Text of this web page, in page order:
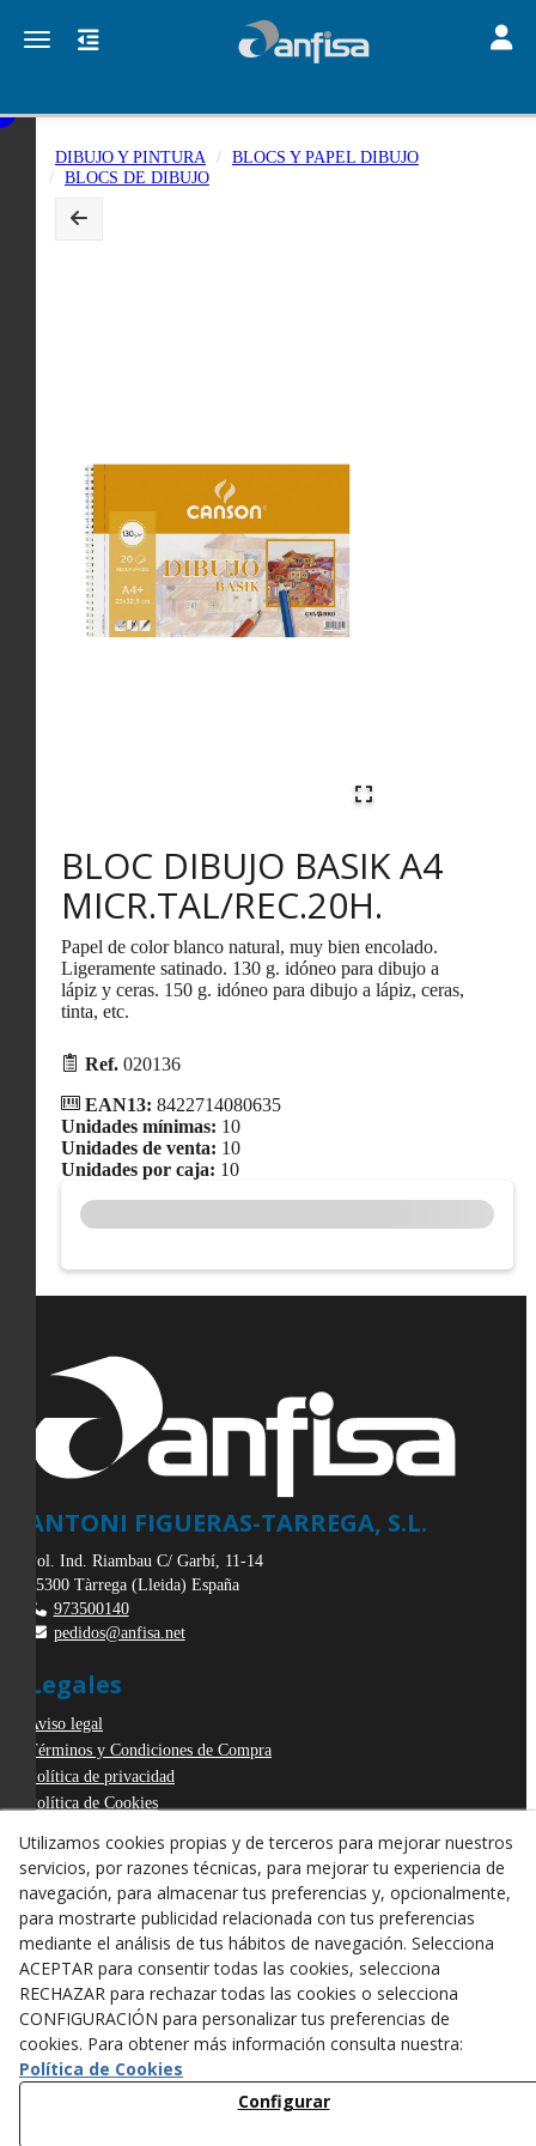
Toggle navigation
DIBUJO Y PINTURA
BLOCS Y PAPEL DIBUJO
BLOCS DE DIBUJO
BLOC DIBUJO BASIK A4
MICR.TAL/REC.20H.
Papel de color blanco natural, muy bien encolado.
Ligeramente satinado. 130 g. idóneo para dibujo a
lápiz y ceras. 150 g. idóneo para dibujo a lápiz, ceras,
tinta, etc.
Ref. 020136
EAN13: 8422714080635
Unidades mínimas: 10
Unidades de venta: 10
Unidades por caja: 10
ANTONI FIGUERAS-TARREGA, S.L.
Pol. Ind. Riambau C/ Garbí, 11-14
25300 Tàrrega (Lleida) España
973500140
pedidos@anfisa.net
Legales
Aviso legal
Términos y Condiciones de Compra
Política de privacidad
Política de Cookies
Derecho de desistimiento
Utilizamos cookies propias y de terceros para mejorar nuestros
servicios, por razones técnicas, para mejorar tu experiencia de
navegación, para almacenar tus preferencias y, opcionalmente,
para mostrarte publicidad relacionada con tus preferencias
mediante el análisis de tus hábitos de navegación. Selecciona
ACEPTAR para consentir todas las cookies, selecciona
RECHAZAR para rechazar todas las cookies o selecciona
CONFIGURACIÓN para personalizar tus preferencias de
cookies. Para obtener más información consulta nuestra:
Política de Cookies
Configurar